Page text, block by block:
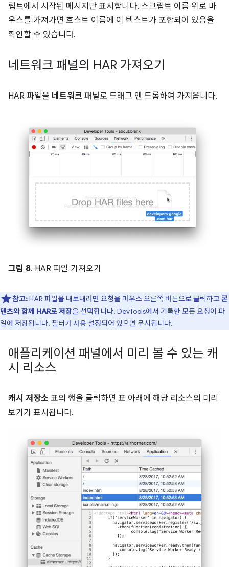
립트에서 시작된 메시지만 표시합니다. 스크립트 이름 위로 마
우스를 가져가면 호스트 이름에 이 텍스트가 포함되어 있음을
확인할 수 있습니다.
네트워크 패널의 HAR 가져오기
HAR 파일을 네트워크 패널로 드래그 앤 드롭하여 가져옵니다.
그림 8. HAR 파일 가져오기
참고:HAR 파일을 내보내려면 요청을 마우스 오른쪽 버튼으로 클릭하고 콘
텐츠와 함께 HAR로 저장을 선택합니다. DevTools에서 기록한 모든 요청이 파
일에 저장됩니다. 필터가 사용 설정되어 있으면 무시됩니다.
애플리케이션 패널에서 미리 볼 수 있는 캐
시 리소스
캐시 저장소 표의 행을 클릭하면 표 아래에 해당 리소스의 미리
보기가 표시됩니다.